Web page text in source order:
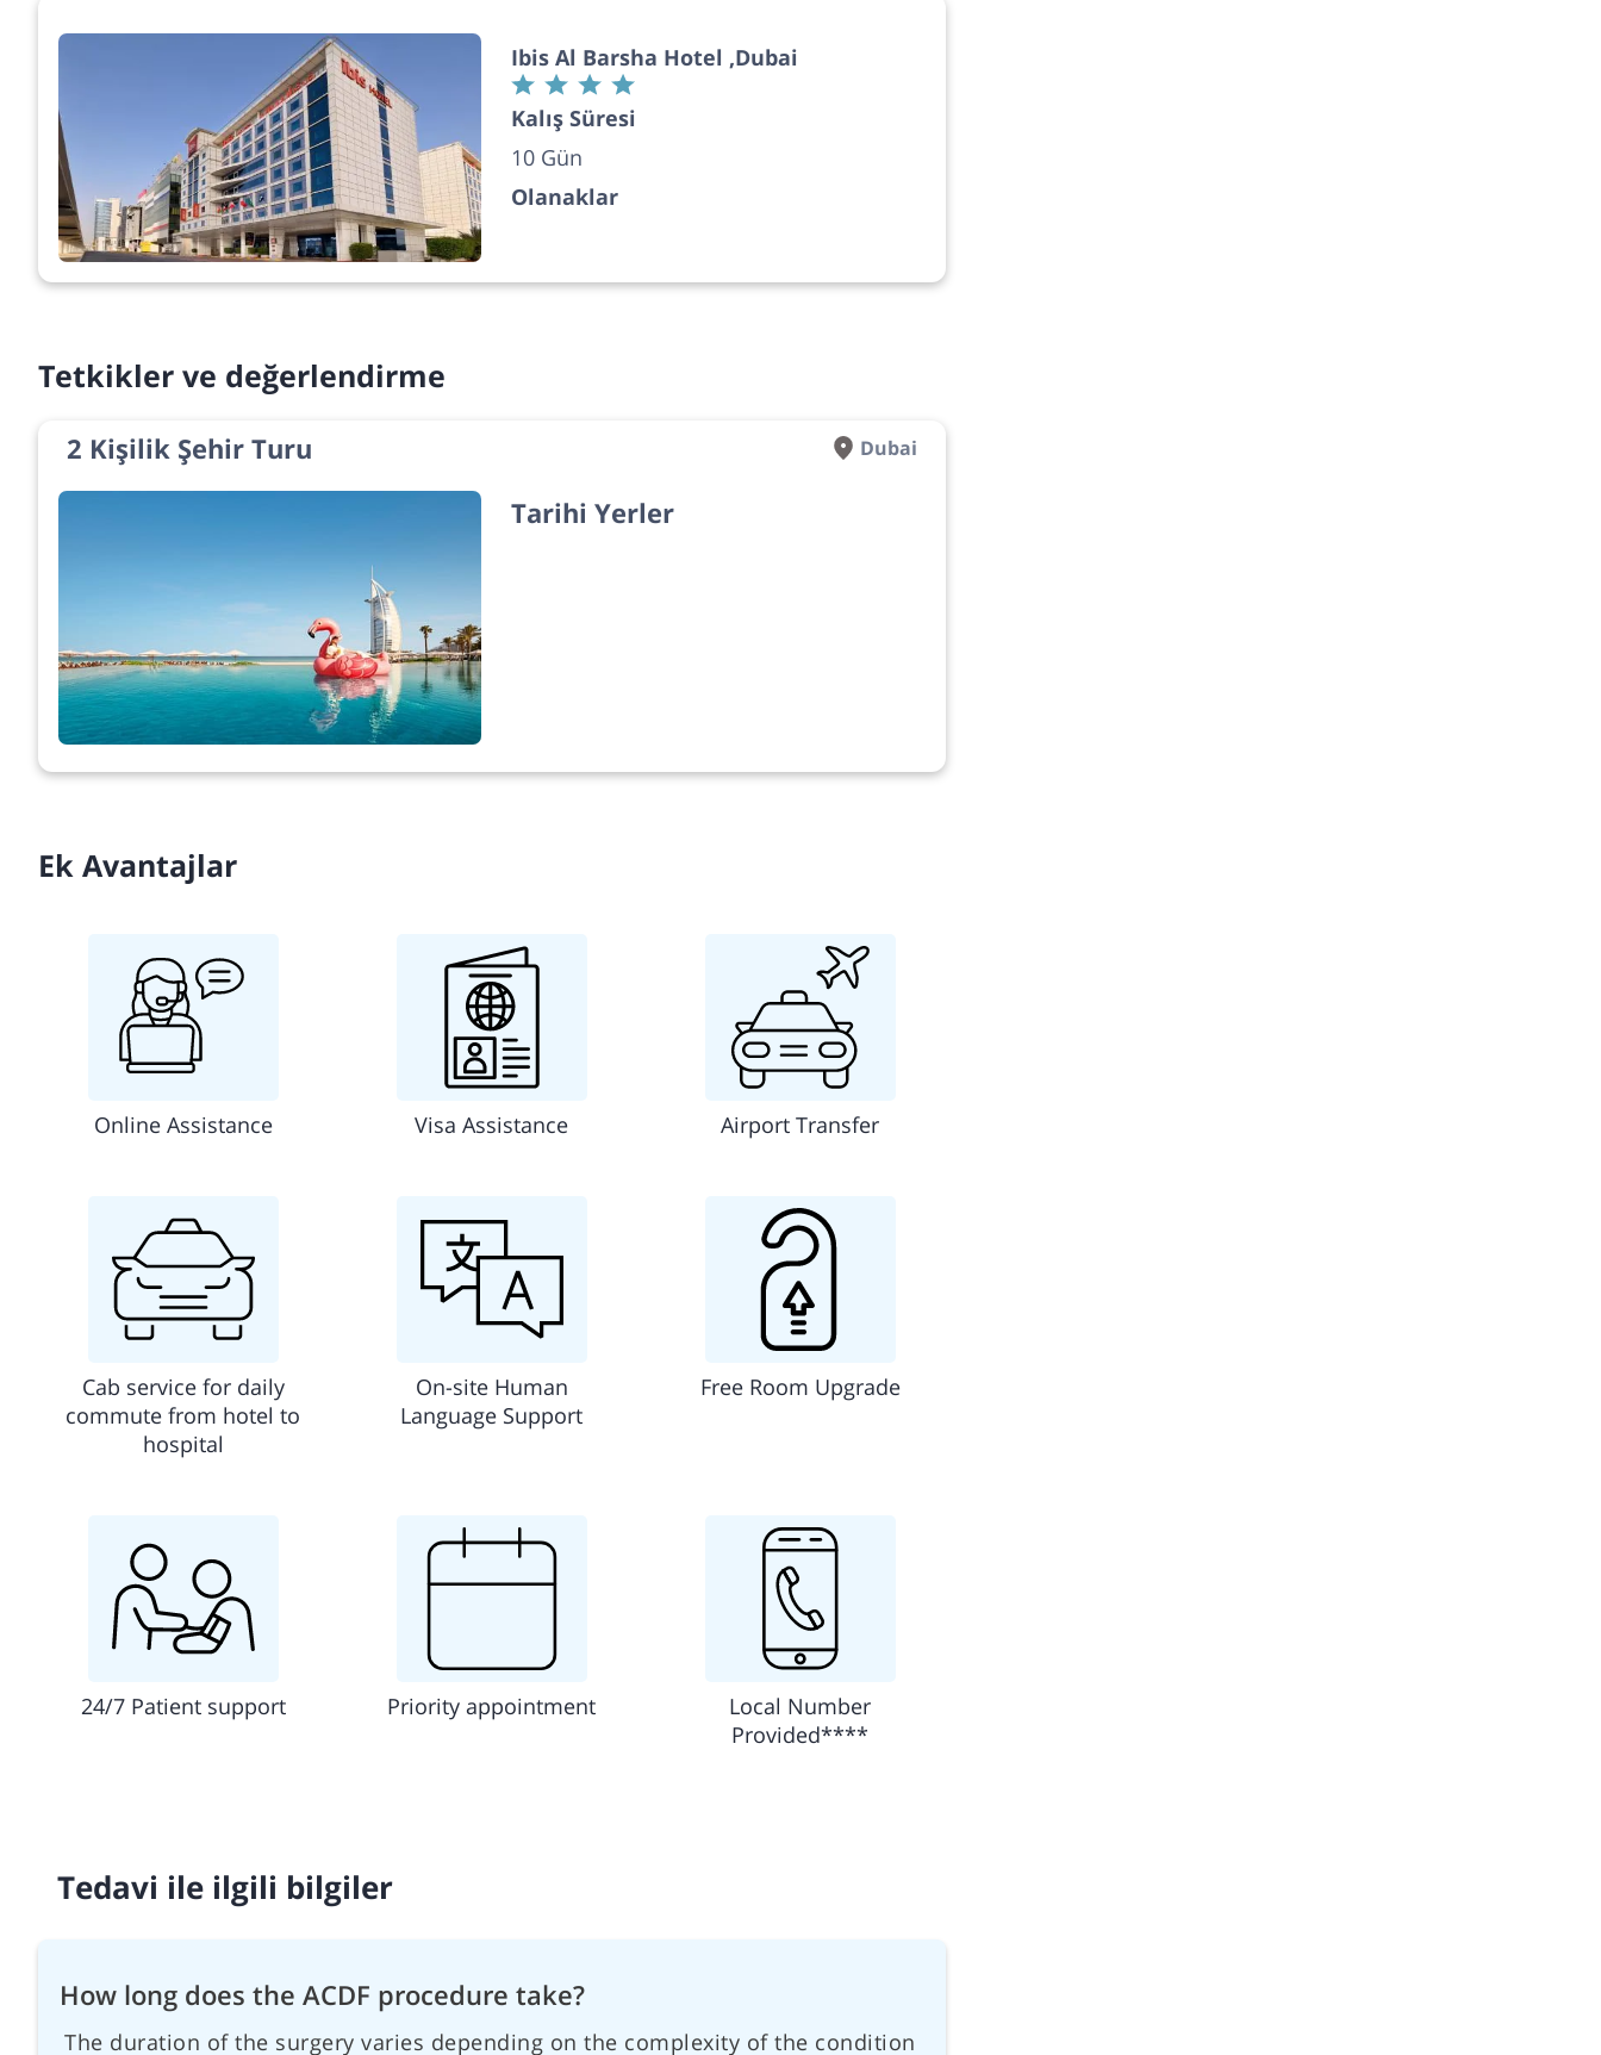
Ibis Al Barsha Hotel ,Dubai
Kalış Süresi
10 Gün
Olanaklar
Tetkikler ve değerlendirme
2 Kişilik Şehir Turu Dubai
Tarihi Yerler
Ek Avantajlar
Online Assistance Visa Assistance Airport Transfer
Cab service for daily
commute from hotel to
hospital
On-site Human
Language Support
Free Room Upgrade
24/7 Patient support Priority appointment
Local Number
Provided****
Tedavi ile ilgili bilgiler
How long does the ACDF procedure take?
The duration of the surgery varies depending on the complexity of the condition